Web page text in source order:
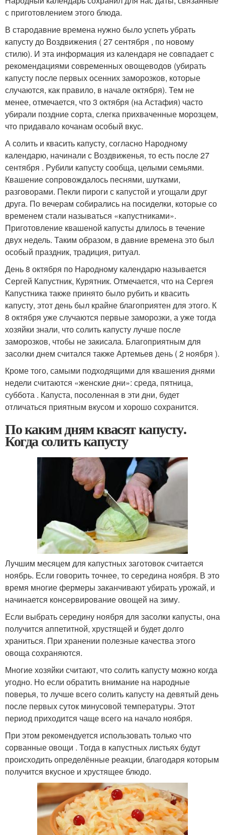
с приготовлением этого блюда.
В стародавние времена нужно было успеть убрать
капусту до Воздвижения ( 27 сентября , по новому
стилю). И эта информация из календаря не совпадает с
рекомендациями современных овощеводов (убирать
капусту после первых осенних заморозков, которые
случаются, как правило, в начале октября). Тем не
менее, отмечается, что 3 октября (на Астафия) часто
убирали поздние сорта, слегка прихваченные морозцем,
что придавало кочанам особый вкус.
А солить и квасить капусту, согласно Народному
календарю, начинали с Воздвиженья, то есть после 27
сентября . Рубили капусту сообща, целыми семьями.
Квашение сопровождалось песнями, шутками,
разговорами. Пекли пироги с капустой и угощали друг
друга. По вечерам собирались на посиделки, которые со
временем стали называться «капустниками».
Приготовление квашеной капусты длилось в течение
двух недель. Таким образом, в давние времена это был
особый праздник, традиция, ритуал.
День 8 октября по Народному календарю называется
Сергей Капустник, Курятник. Отмечается, что на Сергея
Капустника также принято было рубить и квасить
капусту, этот день был крайне благоприятен для этого. К
8 октября уже случаются первые заморозки, а уже тогда
хозяйки знали, что солить капусту лучше после
заморозков, чтобы не закисала. Благоприятным для
засолки днем считался также Артемьев день ( 2 ноября ).
Кроме того, самыми подходящими для квашения днями
недели считаются «женские дни»: среда, пятница,
суббота . Капуста, посоленная в эти дни, будет
отличаться приятным вкусом и хорошо сохранится.
По каким дням квасят капусту.
Когда солить капусту
Лучшим месяцем для капустных заготовок считается
ноябрь. Если говорить точнее, то середина ноября. В это
время многие фермеры заканчивают убирать урожай, и
начинается консервирование овощей на зиму.
Если выбрать середину ноября для засолки капусты, она
получится аппетитной, хрустящей и будет долго
храниться. При хранении полезные качества этого
овоща сохраняются.
Многие хозяйки считают, что солить капусту можно когда
угодно. Но если обратить внимание на народные
поверья, то лучше всего солить капусту на девятый день
после первых суток минусовой температуры. Этот
период приходится чаще всего на начало ноября.
При этом рекомендуется использовать только что
сорванные овощи . Тогда в капустных листьях будут
происходить определённые реакции, благодаря которым
получится вкусное и хрустящее блюдо.